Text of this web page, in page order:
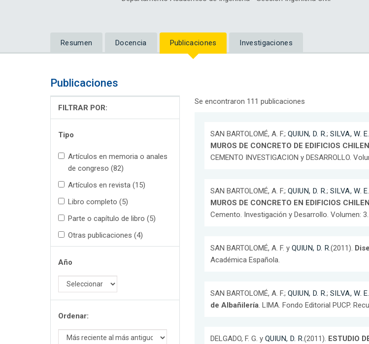
Resumen Docencia Publicaciones Investigaciones
Publicaciones
FILTRAR POR:
Tipo
Artículos en memoria o anales
de congreso (82)
Artículos en revista (15)
Libro completo (5)
Parte o capítulo de libro (5)
Otras publicaciones (4)
Año
Ordenar:
Se encontraron 111 publicaciones
SAN BARTOLOMÉ, A. F.; QUIUN, D. R.;SILVA, W. E.
MUROS DE CONCRETO DE EDIFICIOS
CEMENTO INVESTIGACION y DESARROLLO.
SAN BARTOLOMÉ, A. F.; QUIUN, D. R.;SILVA, W. E.
MUROS DE CONCRETO EN EDIFICIOS
Cemento. Investigación y Desarrollo. Volumen:
SAN BARTOLOMÉ, A. F. y QUIUN, D. R.(2011).
Académica Española.
SAN BARTOLOMÉ, A. F.; QUIUN, D. R.;SILVA, W. E.
de Albañilería. LIMA. Fondo Editorial PUCP.
DELGADO, F. G. y QUIUN, D. R.(2011). ESTUDIO